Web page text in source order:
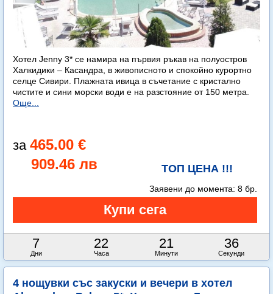
Хотел Jenny 3* се намира на първия ръкав на полуостров
Халкидики – Касандра, в живописното и спокойно курортно
селце Сивири. Плажната ивица в съчетание с кристално
чистите и сини морски води е на разстояние от 150 метра.
Още...
465.00 €
909.46 лв
ТОП ЦЕНА !!!
7
Дни
22
Часа
21
Минути
36
Секунди
Заявени до момента: 8 бр.
4 нощувки със закуски и вечери в хотел